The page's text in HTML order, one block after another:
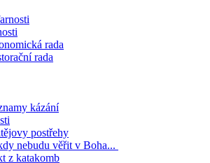
rada
rada
kázání
postřehy
nebudu věřit v Boha...
z katakomb